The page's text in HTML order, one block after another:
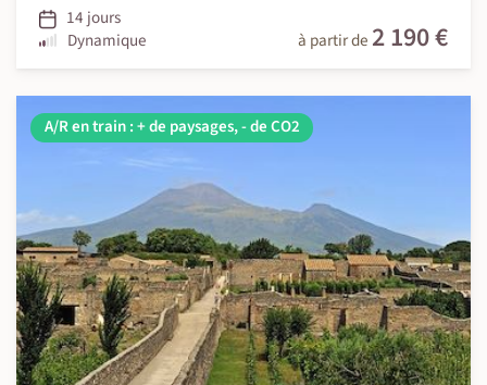
14 jours
Dynamique
à partir de 2 190 €
A/R en train : + de paysages, - de CO2